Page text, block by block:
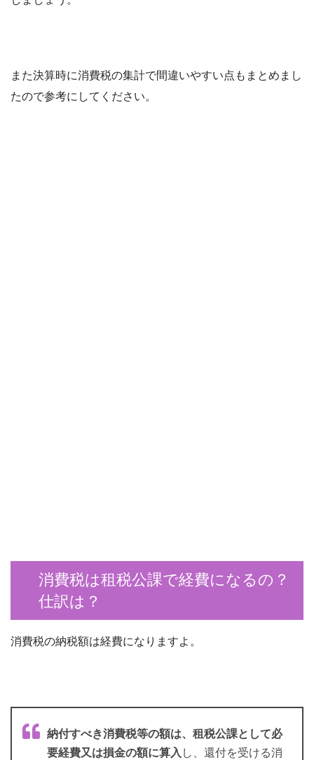
また決算時に消費税の集計で間違いやすい点もまとめまし
たので参考にしてください。
消費税は租税公課で経費になるの？
仕訳は？
消費税の納税額は経費になりますよ。
納付すべき消費税等の額は、租税公課として必
要経費又は損金の額に算入 し、還付を受ける消